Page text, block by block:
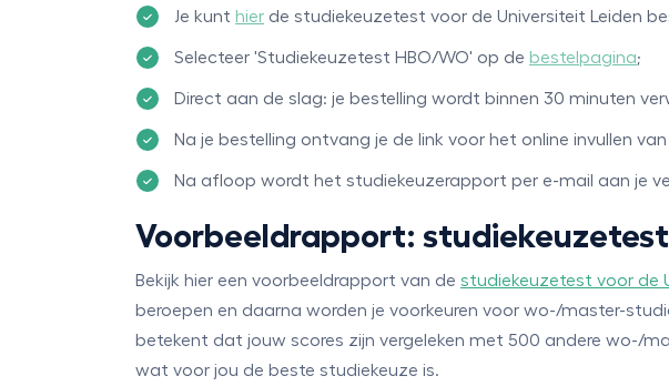
Je kunt hier de studiekeuzetest voor de Universiteit Leiden
Selecteer 'Studiekeuzetest HBO/WO' op de bestelpagina;
Direct aan de slag: je bestelling wordt binnen 30 minuten
Na je bestelling ontvang je de link voor het online invullen
Na afloop wordt het studiekeuzerapport per e-mail aan je
Voorbeeldrapport:
Bekijk hier een voorbeeldrapport van de studiekeuzetest voor de
beroepen en daarna worden je voorkeuren voor wo-/master-
betekent dat jouw scores zijn vergeleken met 500 andere wo-/
wat voor jou de beste studiekeuze is.